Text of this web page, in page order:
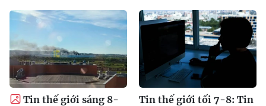
Tin thế giới sáng 8-
Tin thế giới tối 7-8: Tin